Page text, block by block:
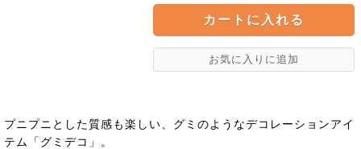
プニプニとした質感も楽しい、グミのようなデコレーションアイ
テム「グミデコ」。